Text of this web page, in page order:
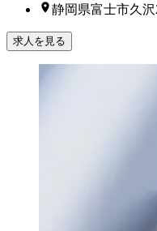
静岡県富士市久沢
求人を見る